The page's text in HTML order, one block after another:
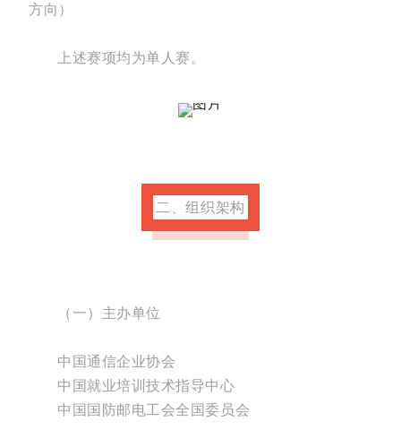
方向）
上述赛项均为单人赛。
二、组织架构
（一）主办单位
中国通信企业协会
中国就业培训技术指导中心
中国国防邮电工会全国委员会